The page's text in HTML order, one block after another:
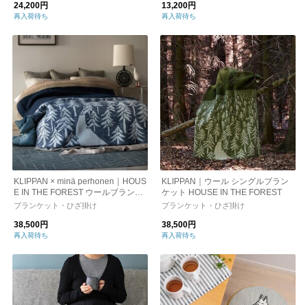
24,200円
再入荷待ち
13,200円
再入荷待ち
KLIPPAN × minä perhonen｜HOUS
E IN THE FOREST ウールブランケ
ット（シングル）
ブランケット・ひざ掛け
38,500円
再入荷待ち
KLIPPAN｜ウール シングルブラン
ケット HOUSE IN THE FOREST
ブランケット・ひざ掛け
38,500円
再入荷待ち